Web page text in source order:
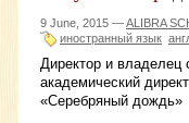
9 June, 2015 —ALIBRA
иностранный язык
Директор и владелец
академический
«Серебряный дождь»